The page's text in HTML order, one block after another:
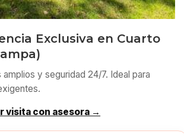
Exclusiva en Cuarto
amplios y seguridad 24/7. Ideal para
visita con asesora →